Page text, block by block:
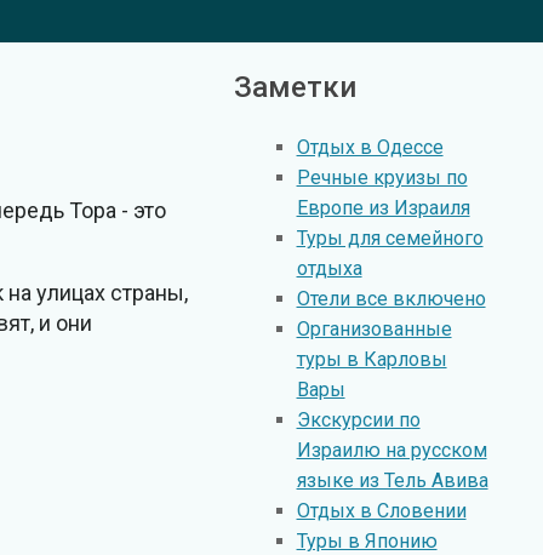
Тора - это
улицах страны,
и они
Заметки
Отдых в Oдессе
Речные круизы по
Европе из Израиля
Туры для семейного
отдыха
Отели все включено
Организованные
туры в Карловы
Вары
Экскурсии по
Израилю на русском
языке из Тель Авива
Отдых в Словении
Туры в Японию